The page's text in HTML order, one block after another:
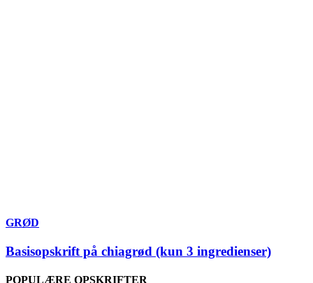
GRØD
Basisopskrift på chiagrød (kun 3 ingredienser)
POPULÆRE OPSKRIFTER